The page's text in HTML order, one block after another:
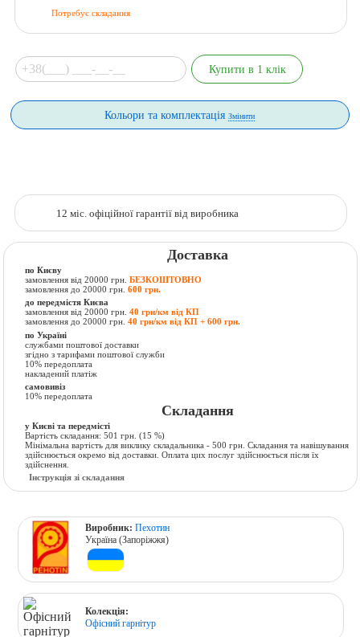
Потребує складання
Кольори та комплектаціяЗмінити
12 міс. офіційної гарантії від виробника
Доставка
по Києву
замовлення від 20000 грн.БЕЗКОШТОВНО
замовлення до 20000 грн.600 грн.
до передмістя Києва
замовлення від 20000 грн.40 грн/км від КП
замовлення до 20000 грн.40 грн/км від КП + 600 грн.
по Україні
службами поштової доставки
згідно з тарифами поштової служби
10% передоплата
накладений платіж
самовивіз
10% передоплата
Складання
у Києві та передмісті
Вартість складання:501 грн. (15 %)
Мінімальна вартість для виклику складальника - 500 грн. Складання та навішування
здійснюється окремо від доставки. Оплата цих послуг здійснюється після їх
здійснення.
Інструкція зі складання
Виробник:Пехотин
Україна (Запоріжжя)
Колекція:
Офісний гарнітур